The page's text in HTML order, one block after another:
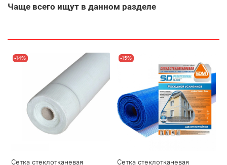
Чаще всего ищут в данном разделе
-14%
Сетка стеклотканевая
-15%
Сетка стеклотканевая